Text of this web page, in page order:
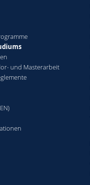
und Masterarbeit